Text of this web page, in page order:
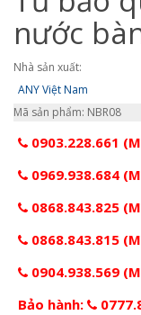
nước
Nhà sản xuất:
ANY Việt Nam
Mã sản phẩm: NBR08
0903.228.661
0969.938.684
0868.843.825
0868.843.815
0904.938.569
Bảo hành: